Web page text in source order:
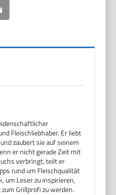
Email
Fleischliebhaber. Er liebt
zaubert sie auf seinem
er nicht gerade Zeit mit
verbringt, teilt er
rund um Fleischqualität
um Leser zu inspirieren,
Grillprofi zu werden.